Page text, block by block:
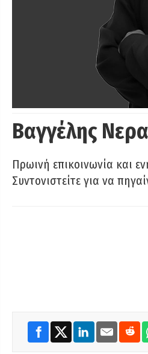
Βαγγέλης
Πρωινή επικοινωνία και
Συντονιστείτε για να